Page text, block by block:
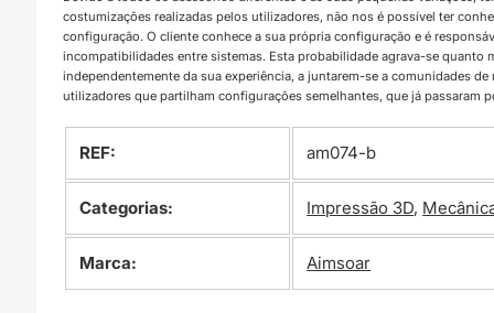
costumizações realizadas pelos utilizadores, não nos é possível ter
configuração. O cliente conhece a sua própria configuração e é
incompatibilidades entre sistemas. Esta probabilidade agrava-se
independentemente da sua experiência, a juntarem-se a comunidades
utilizadores que partilham configurações semelhantes, que já passaram
REF: am074-b
Categorias: Impressão 3D,
Marca: Aimsoar